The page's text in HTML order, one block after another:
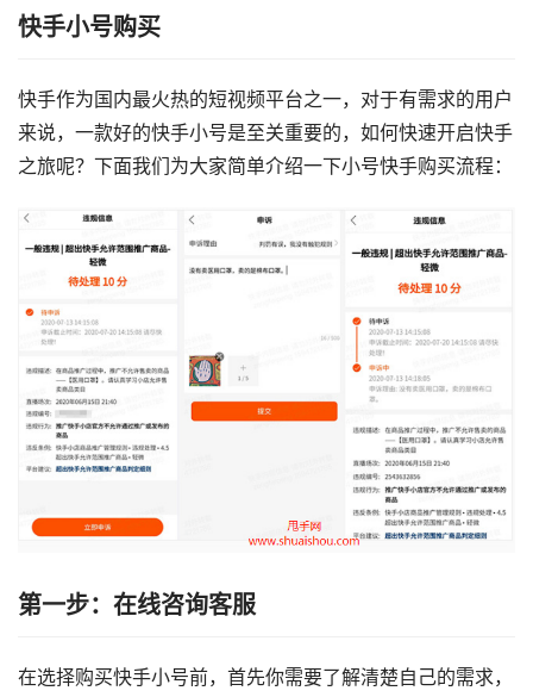
快手小号购买
快手作为国内最火热的短视频平台之一，对于有需求的用户
来说，一款好的快手小号是至关重要的，如何快速开启快手
之旅呢？下面我们为大家简单介绍一下小号快手购买流程：
第一步：在线咨询客服
在选择购买快手小号前，首先你需要了解清楚自己的需求，